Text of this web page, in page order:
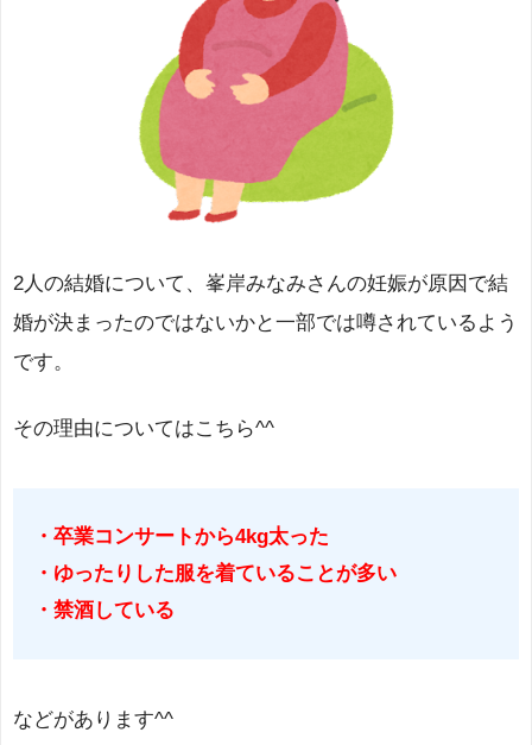
2人の結婚について、峯岸みなみさんの妊娠が原因で結
婚が決まったのではないかと一部では噂されているよう
です。
その理由についてはこちら^^
・卒業コンサートから4kg太った
・ゆったりした服を着ていることが多い
・禁酒している
などがあります^^